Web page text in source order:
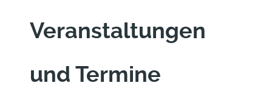
Veranstaltungen
und Termine